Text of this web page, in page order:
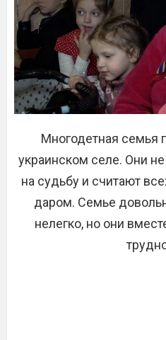
Многодетная семья
украинском селе. Они
на судьбу и считают
даром. Семье
нелегко, но они